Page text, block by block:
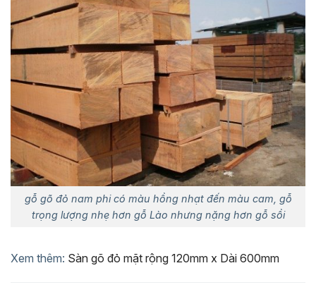
gỗ gõ đỏ nam phi có màu hồng nhạt đến màu cam, gỗ
trọng lượng nhẹ hơn gỗ Lào nhưng nặng hơn gỗ sồi
Xem thêm: Sàn gõ đỏ mặt rộng 120mm x Dài 600mm